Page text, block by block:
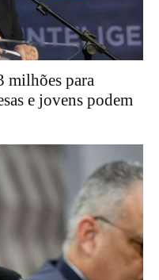
milhões para
e jovens podem